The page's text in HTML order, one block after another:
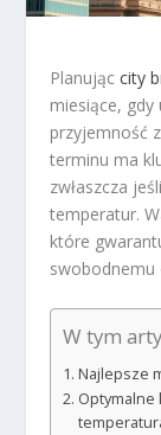
Planująccity
miesiące, gdy
przyjemność
terminu ma
zwłaszcza
temperatur.
które
swobodnemu
W tym
Najlepsze
Optymalne